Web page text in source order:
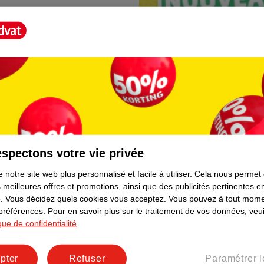
Plus besoin de rester
En magasin, vous
directement depuis votre
facile et prêt
votre vie privée
notre site web plus personnalisé et facile à utiliser. Cela nous permet
meilleures offres et promotions, ainsi que des publicités pertinentes
Vous décidez quels cookies vous acceptez. Vous pouvez à tout
Pour en savoir plus sur le traitement de vos données,
de confidentialité
Paramétrer
Refuser